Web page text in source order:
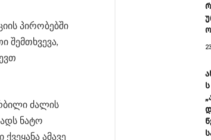
პირობებში
შემთხვევა,
ძალის
ნატო
ამავე